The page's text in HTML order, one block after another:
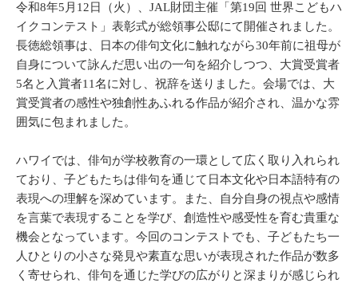
令和8年5月12日（火）、JAL財団主催「第19回 世界こどもハ
イクコンテスト」表彰式が総領事公邸にて開催されました。
長徳総領事は、日本の俳句文化に触れながら30年前に祖母が
自身について詠んだ思い出の一句を紹介しつつ、大賞受賞者
5名と入賞者11名に対し、祝辞を送りました。会場では、大
賞受賞者の感性や独創性あふれる作品が紹介され、温かな雰
囲気に包まれました。
ハワイでは、俳句が学校教育の一環として広く取り入れられ
ており、子どもたちは俳句を通じて日本文化や日本語特有の
表現への理解を深めています。また、自分自身の視点や感情
を言葉で表現することを学び、創造性や感受性を育む貴重な
機会となっています。今回のコンテストでも、子どもたち一
人ひとりの小さな発見や素直な思いが表現された作品が数多
く寄せられ、俳句を通じた学びの広がりと深まりが感じられ